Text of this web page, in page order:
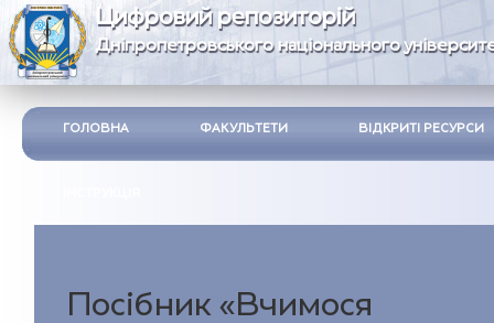
Цифровий репозиторій
Дніпропетровського національного
ГОЛОВНА ФАКУЛЬТЕТИ ВІДКРИТІ РЕСУРСИ
Посібник «Вчимося